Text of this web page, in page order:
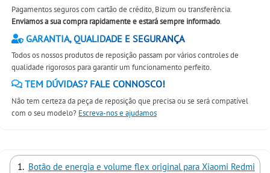
Pagamentos seguros com cartão de crédito, Bizum ou transferência.
Enviamos a sua compra rapidamente e estará sempre informado.
GARANTIA, QUALIDADE E SEGURANÇA
Todos os nossos produtos de reposição passam por vários controles de
qualidade rigorosos para garantir um funcionamento perfeito.
TEM DÚVIDAS? FALE CONNOSCO!
Não tem certeza da peça de reposição que precisa ou se será compatível
com o seu modelo? Escreva-nos e ajudamos
Botão de energia e volume flex original para Xiaomi Redmi